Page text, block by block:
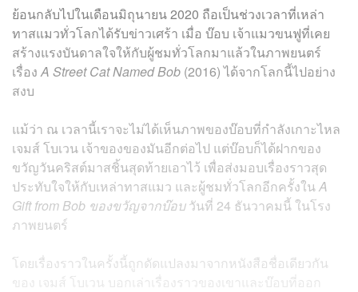
ย้อนกลับไปในเดือนมิถุนายน 2020 ถือเป็นช่วงเวลาที่เหล่า
ทาสแมวทั่วโลกได้รับข่าวเศร้า เมื่อ บ๊อบ เจ้าแมวขนฟูที่เคย
สร้างแรงบันดาลใจให้กับผู้ชมทั่วโลกมาแล้วในภาพยนตร์
เรื่อง A Street Cat Named Bob (2016) ได้จากโลกนี้ไปอย่าง
สงบ
แม้ว่า ณ เวลานี้เราจะไม่ได้เห็นภาพของบ๊อบที่กำลังเกาะไหล
เจมส์ โบเวน เจ้าของของมันอีกต่อไป แต่บ๊อบก็ได้ฝากของ
ขวัญวันคริสต์มาสชิ้นสุดท้ายเอาไว้ เพื่อส่งมอบเรื่องราวสุด
ประทับใจให้กับเหล่าทาสแมว และผู้ชมทั่วโลกอีกครั้งในA
Gift from Bob ของขวัญจากบ๊อบวันที่ 24 ธันวาคมนี้ ในโรง
ภาพยนตร์
โดยเรื่องราวในครั้งนี้ถูกดัดแปลงมาจากหนังสือชื่อเดียวกัน
เจมส์ โบเวน บอกเล่าเรื่องราวของเขาและบ๊อบที่ออก